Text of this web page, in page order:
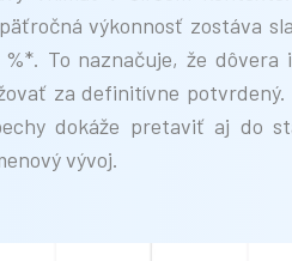
výkonnosť zostáva
To naznačuje, že dôvera
za definitívne
dokáže pretaviť aj do
vývoj.